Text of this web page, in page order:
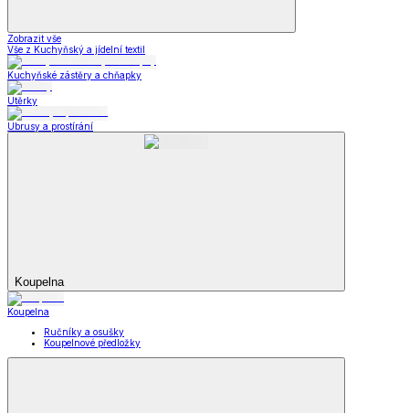
Zobrazit vše
Vše z Kuchyňský a jídelní textil
Kuchyňské zástěry a chňapky
Utěrky
Ubrusy a prostírání
Koupelna
Koupelna
Ručníky a osušky
Koupelnové předložky